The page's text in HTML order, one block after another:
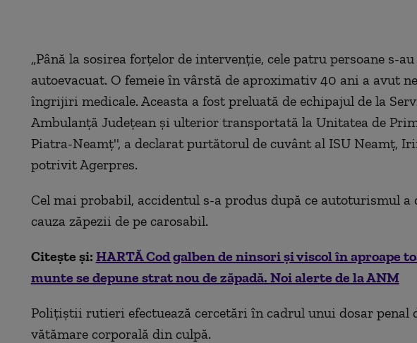
„Până la sosirea forțelor de intervenție, cele patru persoane s-au
autoevacuat. O femeie în vârstă de aproximativ 40 ani a avut
îngrijiri medicale. Aceasta a fost preluată de echipajul de la
Ambulanță Județean și ulterior transportată la Unitatea de
Piatra-Neamț'', a declarat purtătorul de cuvânt al ISU Neamț,
potrivit Agerpres.
Cel mai probabil, accidentul s-a produs după ce autoturismul a
cauza zăpezii de pe carosabil.
Citește și: HARTĂ Cod galben de ninsori și viscol în aproape
munte se depune strat nou de zăpadă. Noi alerte de la ANM
Polițiștii rutieri efectuează cercetări în cadrul unui dosar penal
vătămare corporală din culpă.